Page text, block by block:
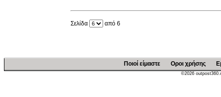
Σελίδα από 6
Ποιοί είμαστε Οροι χρήσης
©2026